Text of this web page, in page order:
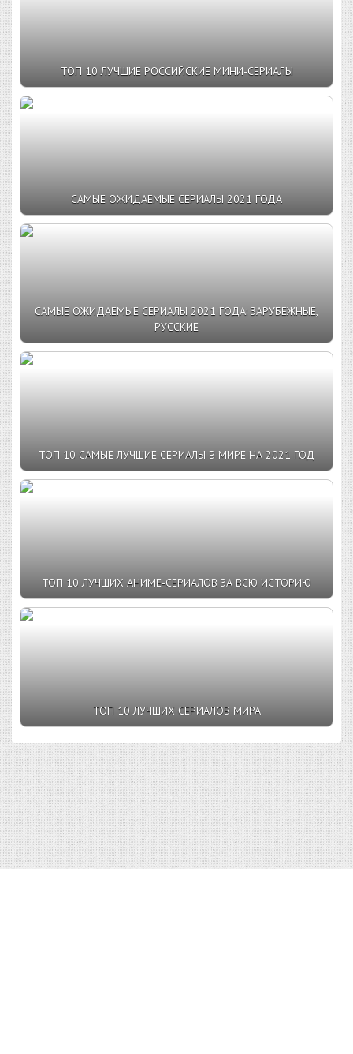
ТОП 10 ЛУЧШИЕ РОССИЙСКИЕ МИНИ-СЕРИАЛЫ
САМЫЕ ОЖИДАЕМЫЕ СЕРИАЛЫ 2021 ГОДА
САМЫЕ ОЖИДАЕМЫЕ СЕРИАЛЫ 2021 ГОДА: ЗАРУБЕЖНЫЕ,
РУССКИЕ
ТОП 10 САМЫЕ ЛУЧШИЕ СЕРИАЛЫ В МИРЕ НА 2021 ГОД
ТОП 10 ЛУЧШИХ АНИМЕ-СЕРИАЛОВ ЗА ВСЮ ИСТОРИЮ
ТОП 10 ЛУЧШИХ СЕРИАЛОВ МИРА